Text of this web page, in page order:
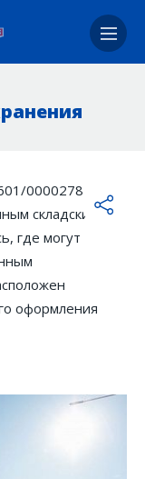
0000278
складским
где могут
оформления